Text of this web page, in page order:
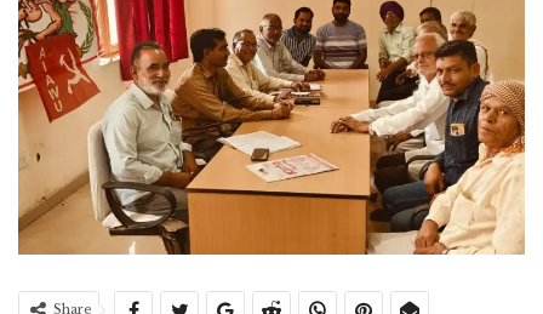
Share